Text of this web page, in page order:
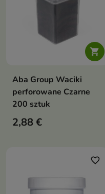

Aba Group Waciki
perforowane Czarne
200 sztuk
2,88 €
favorite_border